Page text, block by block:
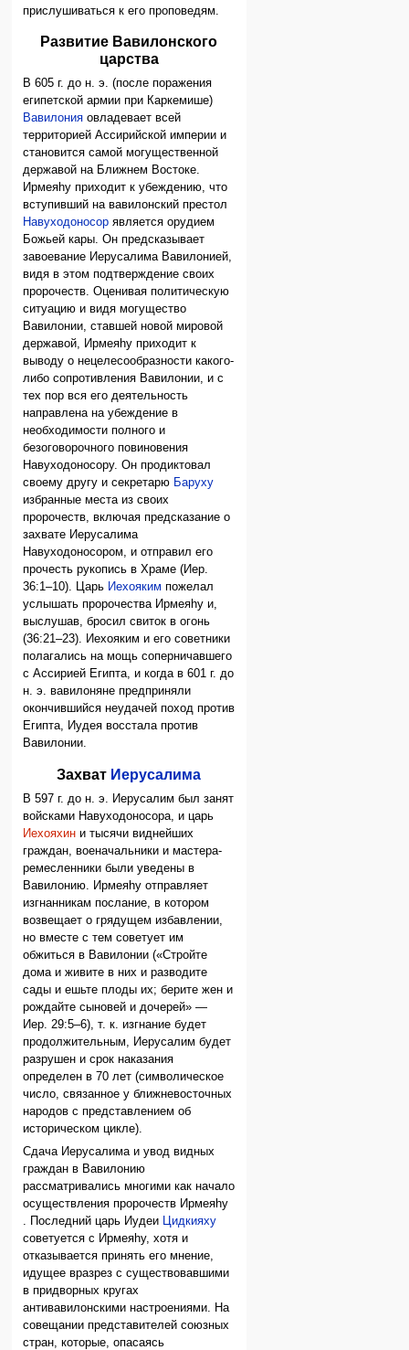
прислушиваться к его проповедям.
Развитие Вавилонского
царства
В 605 г. до н. э. (после поражения
египетской армии при Каркемише)
Вавилония овладевает всей
территорией Ассирийской империи и
становится самой могущественной
державой на Ближнем Востоке.
Ирмеяhу приходит к убеждению, что
вступивший на вавилонский престол
Навуходоносор является орудием
Божьей кары. Он предсказывает
завоевание Иерусалима Вавилонией,
видя в этом подтверждение своих
пророчеств. Оценивая политическую
ситуацию и видя могущество
Вавилонии, ставшей новой мировой
державой, Ирмеяhу приходит к
выводу о нецелесообразности какого-
либо сопротивления Вавилонии, и с
тех пор вся его деятельность
направлена на убеждение в
необходимости полного и
безоговорочного повиновения
Навуходоносору. Он продиктовал
своему другу и секретарю Баруху
избранные места из своих
пророчеств, включая предсказание о
захвате Иерусалима
Навуходоносором, и отправил его
прочесть рукопись в Храме (Иер.
36:1–10). Царь Иехояким пожелал
услышать пророчества Ирмеяhу и,
выслушав, бросил свиток в огонь
(36:21–23). Иехояким и его советники
полагались на мощь соперничавшего
с Ассирией Египта, и когда в 601 г. до
н. э. вавилоняне предприняли
окончившийся неудачей поход против
Египта, Иудея восстала против
Вавилонии.
Захват Иерусалима
В 597 г. до н. э. Иерусалим был занят
войсками Навуходоносора, и царь
Иехояхин и тысячи виднейших
граждан, военачальники и мастера-
ремесленники были уведены в
Вавилонию. Ирмеяhу отправляет
изгнанникам послание, в котором
возвещает о грядущем избавлении,
но вместе с тем советует им
обжиться в Вавилонии («Стройте
дома и живите в них и разводите
сады и ешьте плоды их; берите жен и
рождайте сыновей и дочерей» —
Иер. 29:5–6), т. к. изгнание будет
продолжительным, Иерусалим будет
разрушен и срок наказания
определен в 70 лет (символическое
число, связанное у ближневосточных
народов с представлением об
историческом цикле).
Сдача Иерусалима и увод видных
граждан в Вавилонию
рассматривались многими как начало
осуществления пророчеств Ирмеяhу
. Последний царь Иудеи Цидкияху
советуется с Ирмеяhу, хотя и
отказывается принять его мнение,
идущее вразрез с существовавшими
в придворных кругах
антивавилонскими настроениями. На
совещании представителей союзных
стран, которые, опасаясь